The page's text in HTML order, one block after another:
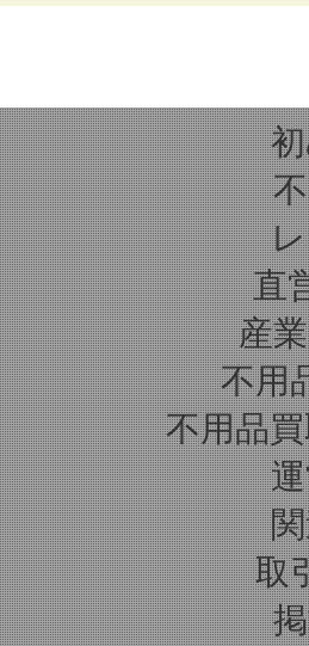
直
産
不用
不用品
取